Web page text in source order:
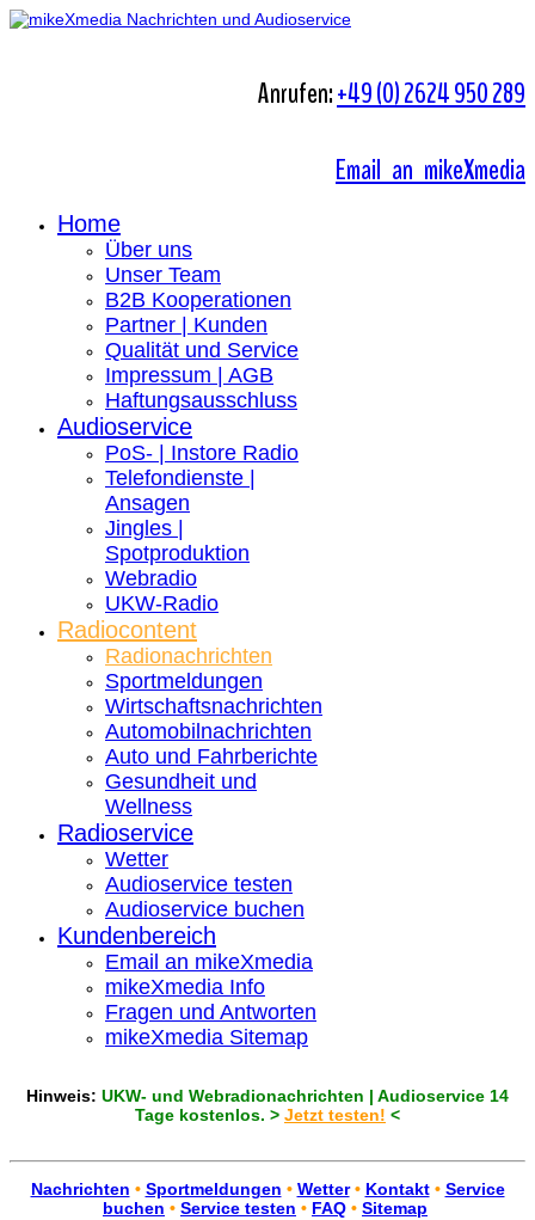
Anrufen:+49 (0) 2624 950 289
Email an mikeXmedia
Home
Über uns
Unser Team
B2B Kooperationen
Partner | Kunden
Qualität und Service
Impressum | AGB
Haftungsausschluss
Audioservice
PoS- | Instore Radio
Telefondienste |
Ansagen
Jingles |
Spotproduktion
Webradio
UKW-Radio
Radiocontent
Radionachrichten
Sportmeldungen
Wirtschaftsnachrichten
Automobilnachrichten
Auto und Fahrberichte
Gesundheit und
Wellness
Radioservice
Wetter
Audioservice testen
Audioservice buchen
Kundenbereich
Email an mikeXmedia
mikeXmedia Info
Fragen und Antworten
mikeXmedia Sitemap
Hinweis: UKW- und Webradionachrichten | Audioservice 14
Tage kostenlos. > Jetzt testen! <
Nachrichten • Sportmeldungen • Wetter• Kontakt • Service
buchen • Service testen • FAQ • Sitemap